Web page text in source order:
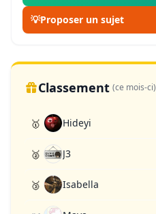
💡Proposer un sujet
Classement (ce mois-ci)
🥇 Hideyi
🥈 J3
🥉 Isabella